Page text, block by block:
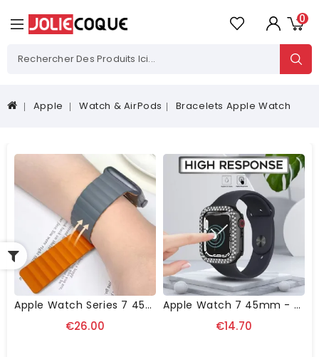
0
Apple Watch & AirPods Bracelets Apple Watch
Apple Watch Series 7 45mm - Bracelet Molan Series Magnétique
€26.00
Apple Watch 7 45mm - Coque Avec Minis Cristaux
€14.70